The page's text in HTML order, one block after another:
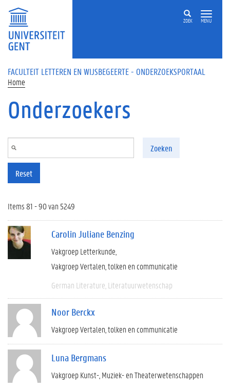
Overslaan en naar de inhoud gaan
ZOEK MENU
FACULTEIT LETTEREN EN WIJSBEGEERTE - ONDERZOEKSPORTAAL
Home
Onderzoekers
Zoeken
Reset
Items 81 - 90 van 5249
Carolin Juliane Benzing
Vakgroep Letterkunde
Vakgroep Vertalen, tolken en communicatie
German Literature Literatuurwetenschap
Noor Berckx
Vakgroep Vertalen, tolken en communicatie
Luna Bergmans
Vakgroep Kunst-, Muziek- en Theaterwetenschappen